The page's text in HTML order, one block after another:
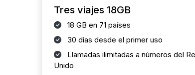
Tres viajes 18GB
18 GB en 71 países
30 días desde el primer uso
Llamadas ilimitadas a números del
Unido